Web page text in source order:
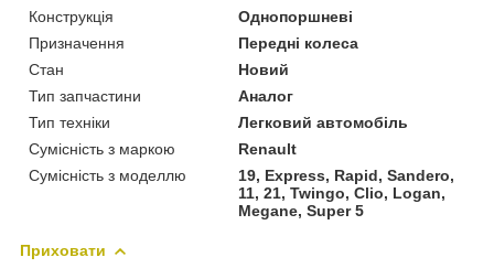
Конструкція
Однопоршневі
Призначення
Передні колеса
Стан
Новий
Тип запчастини
Аналог
Тип техніки
Легковий автомобіль
Сумісність з маркою
Renault
Сумісність з моделлю
19, Express, Rapid, Sandero,
11, 21, Twingo, Clio, Logan,
Megane, Super 5
Приховати